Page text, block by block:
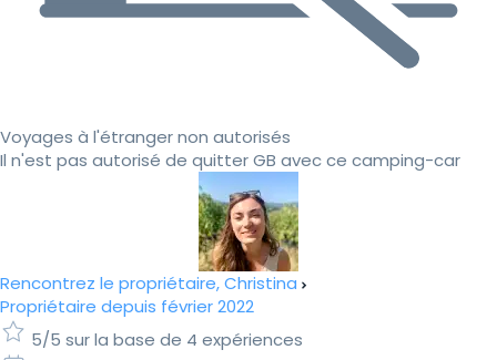
Voyages à l'étranger non autorisés
Il n'est pas autorisé de quitter GB avec ce camping-car
Rencontrez le propriétaire, Christina
Propriétaire depuis février 2022
5/5 sur la base de 4 expériences